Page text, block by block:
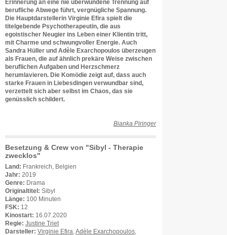
Erinnerung an eine nie überwundene Trennung auf
berufliche Abwege führt, vergnügliche Spannung.
Die Hauptdarstellerin Virginie Efira spielt die
titelgebende Psychotherapeutin, die aus
egoistischer Neugier ins Leben einer Klientin tritt,
mit Charme und schwungvoller Energie. Auch
Sandra Hüller und Adèle Exarchopoulos überzeugen
als Frauen, die auf ähnlich prekäre Weise zwischen
beruflichen Aufgaben und Herzschmerz
herumlavieren. Die Komödie zeigt auf, dass auch
starke Frauen in Liebesdingen verwundbar sind,
verzettelt sich aber selbst im Chaos, das sie
genüsslich schildert.
Bianka Piringer
Besetzung & Crew von "Sibyl - Therapie
zwecklos"
Land: Frankreich, Belgien
Jahr: 2019
Genre: Drama
Originaltitel: Sibyl
Länge: 100 Minuten
FSK: 12
Kinostart: 16.07.2020
Regie: Justine Triet
Darsteller: Virginie Efira Adèle Exarchopoulos